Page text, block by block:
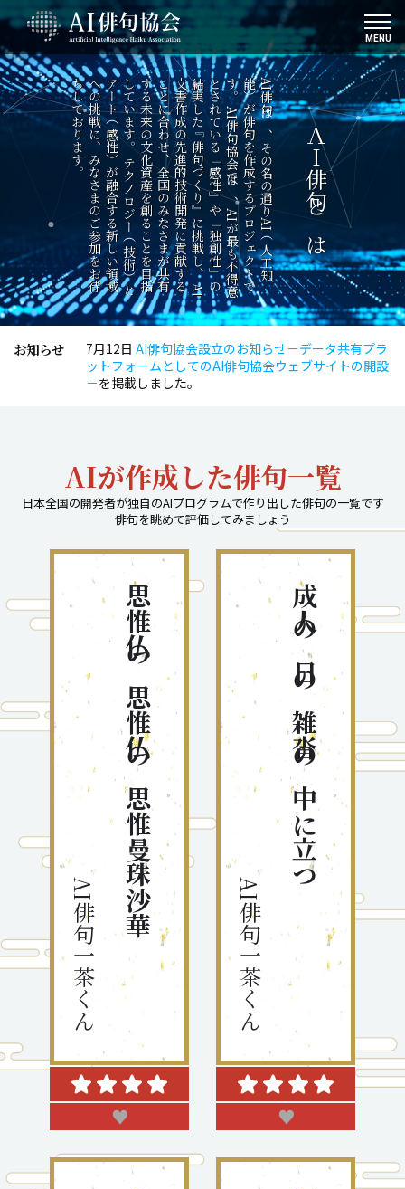
MENU
ＡＩ俳句とは
A
I
俳
句
は
、
そ
の
名
の
通
り
A
I
（
人
工
知
能
）
が
俳
句
を
作
成
す
る
プ
ロ
ジ
ェ
ク
ト
で
す
。
A
I
俳
句
協
会
で
は
、
A
I
が
最
も
不
得
意
と
さ
れ
て
い
る
「
感
性
」
や
「
独
創
性
」
の
結
実
し
た
『
俳
句
づ
く
り
』
に
挑
戦
し
、
A
I
文
書
作
成
の
先
進
的
技
術
開
発
に
貢
献
す
る
こ
と
に
合
わ
せ
、
全
国
の
み
な
さ
ま
が
共
有
す
る
未
来
の
文
化
資
産
を
創
る
こ
と
を
目
指
し
て
い
ま
す
。
テ
ク
ノ
ロ
ジ
ー
（
技
術
）
と
ア
ー
ト
（
感
性
）
が
融
合
す
る
新
し
い
領
域
へ
の
挑
戦
に
、
み
な
さ
ま
の
ご
参
加
を
お
待
ち
し
て
お
り
ま
す
。
お知らせ 7月12日 AI俳句協会設立のお知らせ－データ共有プラ
ットフォームとしてのAI俳句協会ウェブサイトの開設
－を掲載しました。
AIが作成した俳句一覧
日本全国の開発者が独自のAIプログラムで作り出した俳句の一覧です
俳句を眺めて評価してみましょう
思惟仏の思惟仏の思惟曼珠沙華
AI俳句一茶くん
♥
成人の日の雑沓の中に立つ
AI俳句一茶くん
♥